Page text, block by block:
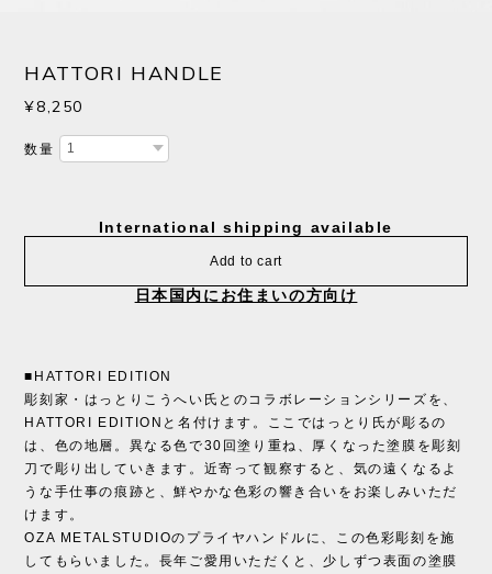
HATTORI HANDLE
¥8,250
数量
International shipping available
Add to cart
日本国内にお住まいの方向け
■HATTORI EDITION
彫刻家・はっとりこうへい氏とのコラボレーションシリーズを、
HATTORI EDITIONと名付けます。ここではっとり氏が彫るの
は、色の地層。異なる色で30回塗り重ね、厚くなった塗膜を彫刻
刀で彫り出していきます。近寄って観察すると、気の遠くなるよ
うな手仕事の痕跡と、鮮やかな色彩の響き合いをお楽しみいただ
けます。
OZA METALSTUDIOのプライヤハンドルに、この色彩彫刻を施
してもらいました。長年ご愛用いただくと、少しずつ表面の塗膜